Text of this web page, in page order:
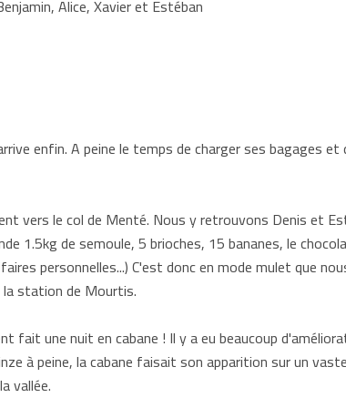
Alice, Xavier et Estéban
enfin. A peine le temps de charger ses bagages
vers le col de Menté. Nous y retrouvons Denis et
1.5kg de semoule, 5 brioches, 15 bananes, le
personnelles...) C'est donc en mode mulet que
station de Mourtis.
fait une nuit en cabane ! Il y a eu beaucoup
à peine, la cabane faisait son apparition sur un
vallée.